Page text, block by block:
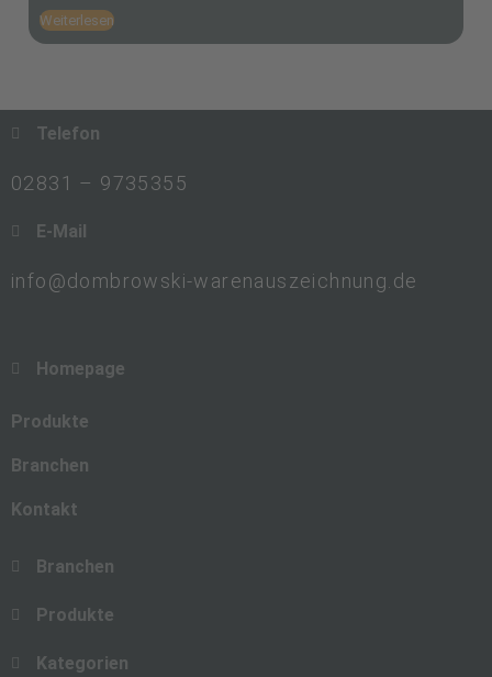
Weiterlesen
Telefon
02831 – 9735355
E-Mail
info@dombrowski-warenauszeichnung.de
Homepage
Produkte
Branchen
Kontakt
Branchen
Produkte
Kategorien